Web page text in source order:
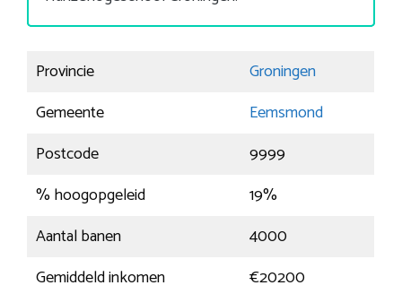
Provincie
Groningen
Gemeente
Eemsmond
Postcode
9999
% hoogopgeleid
19%
Aantal banen
4000
Gemiddeld inkomen
€20200